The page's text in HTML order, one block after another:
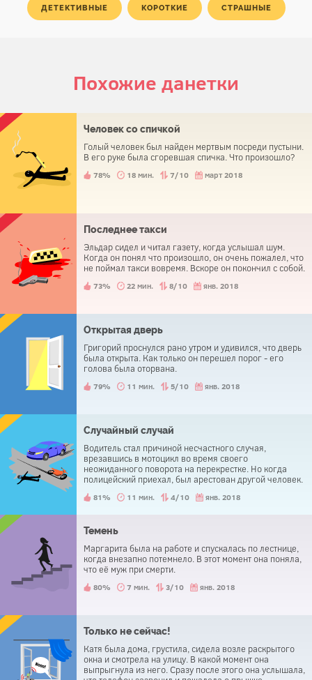
ДЕТЕКТИВНЫЕ КОРОТКИЕ СТРАШНЫЕ
Похожие данетки
Человек со спичкой
Голый человек был найден мертвым посреди пустыни.
В его руке была сгоревшая спичка. Что произошло?
78% 18 мин. 7/10 март 2018
Последнее такси
Эльдар сидел и читал газету, когда услышал шум.
Когда он понял что произошло, он очень пожалел, что
не поймал такси вовремя. Вскоре он покончил с собой.
73% 22 мин. 8/10 янв. 2018
Открытая дверь
Григорий проснулся рано утром и удивился, что дверь
была открыта. Как только он перешел порог - его
голова была оторвана.
79% 11 мин. 5/10 янв. 2018
Случайный случай
Водитель стал причиной несчастного случая,
врезавшись в мотоцикл во время своего
неожиданного поворота на перекрестке. Но когда
полицейский приехал, был арестован другой человек.
81% 11 мин. 4/10 янв. 2018
Темень
Маргарита была на работе и спускалась по лестнице,
когда внезапно потемнело. В этот момент она поняла,
что её муж при смерти.
80% 7 мин. 3/10 янв. 2018
Только не сейчас!
Катя была дома, грустила, сидела возле раскрытого
окна и смотрела на улицу. В какой момент она
выпрыгнула из него. Сразу после этого она услышала,